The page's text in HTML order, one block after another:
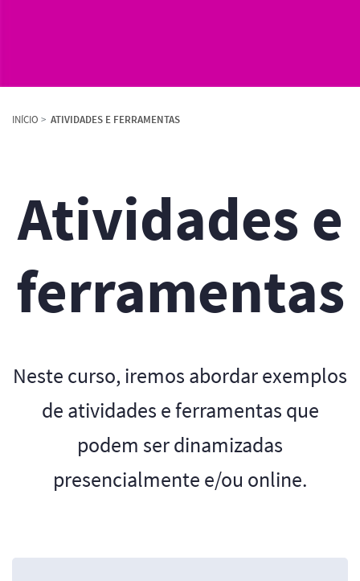
INÍCIO ATIVIDADES E FERRAMENTAS
Atividades e
ferramentas
Neste curso, iremos abordar exemplos
de atividades e ferramentas que
podem ser dinamizadas
presencialmente e/ou online.